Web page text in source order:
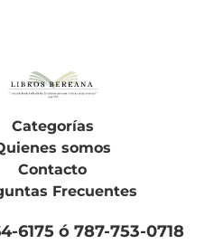
Categorías
somos
Contacto
Frecuentes
6175 ó 787-753-0718